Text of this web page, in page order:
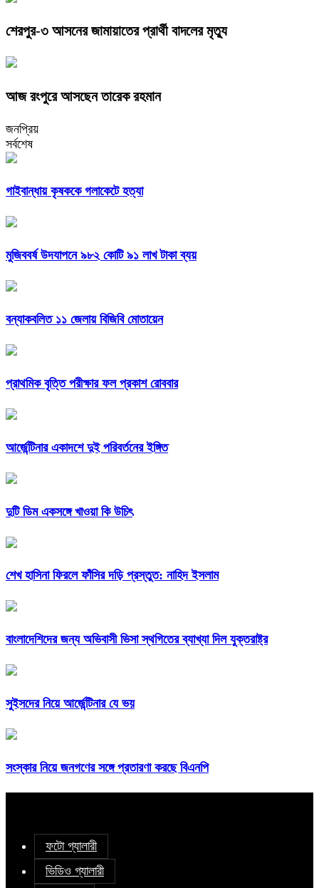
শেরপুর-৩ আসনের জামায়াতের প্রার্থী বাদলের মৃত্যু
আজ রংপুরে আসছেন তারেক রহমান
জনপ্রিয়
সর্বশেষ
গাইবান্ধায় কৃষককে গলাকেটে হত্যা
মুজিববর্ষ উদযাপনে ৯৮২ কোটি ৯১ লাখ টাকা ব্যয়
বন্যাকবলিত ১১ জেলায় বিজিবি মোতায়েন
প্রাথমিক বৃত্তি পরীক্ষার ফল প্রকাশ রোববার
আর্জেন্টিনার একাদশে দুই পরিবর্তনের ইঙ্গিত
দুটি ডিম একসঙ্গে খাওয়া কি উচিৎ
শেখ হাসিনা ফিরলে ফাঁসির দড়ি প্রস্তুত: নাহিদ ইসলাম
বাংলাদেশিদের জন্য অভিবাসী ভিসা স্থগিতের ব্যাখ্যা দিল যুক্তরাষ্ট্র
সুইসদের নিয়ে আর্জেন্টিনার যে ভয়
সংস্কার নিয়ে জনগণের সঙ্গে প্রতারণা করছে বিএনপি
ফটো গ্যালারী
ভিডিও গ্যালারী